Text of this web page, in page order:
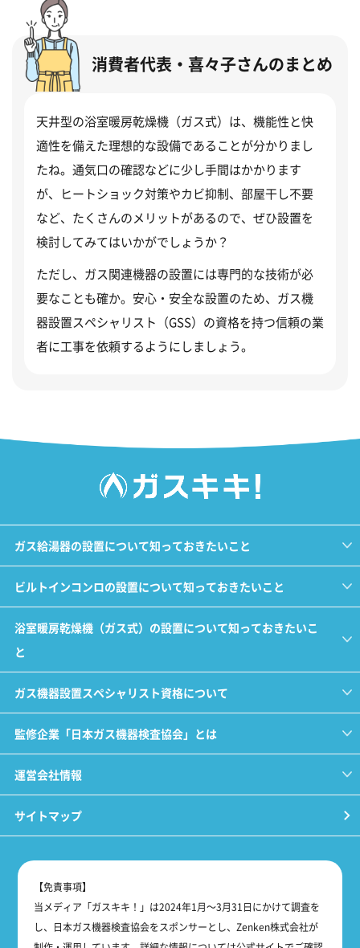
消費者代表・喜々子さんのまとめ
天井型の浴室暖房乾燥機（ガス式）は、機能性と快
適性を備えた理想的な設備であることが分かりまし
たね。通気口の確認などに少し手間はかかります
が、ヒートショック対策やカビ抑制、部屋干し不要
など、たくさんのメリットがあるので、ぜひ設置を
検討してみてはいかがでしょうか？
ただし、ガス関連機器の設置には専門的な技術が必
要なことも確か。安心・安全な設置のため、ガス機
器設置スペシャリスト（GSS）の資格を持つ信頼の業
者に工事を依頼するようにしましょう。
ガス給湯器の設置について知っておきたいこと
ビルトインコンロの設置について知っておきたいこと
浴室暖房乾燥機（ガス式）の設置について知っておきたいこ
と
ガス機器設置スペシャリスト資格について
監修企業「日本ガス機器検査協会」とは
運営会社情報
サイトマップ
【免責事項】
当メディア「ガスキキ！」は2024年1月～3月31日にかけて調査を
し、日本ガス機器検査協会をスポンサーとし、Zenken株式会社が